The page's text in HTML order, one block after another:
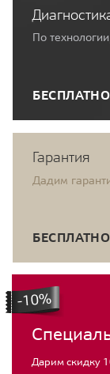
По
БЕСПЛАТНО
Гарантия
Дадим
БЕСПЛАТНО
Дарим скидку